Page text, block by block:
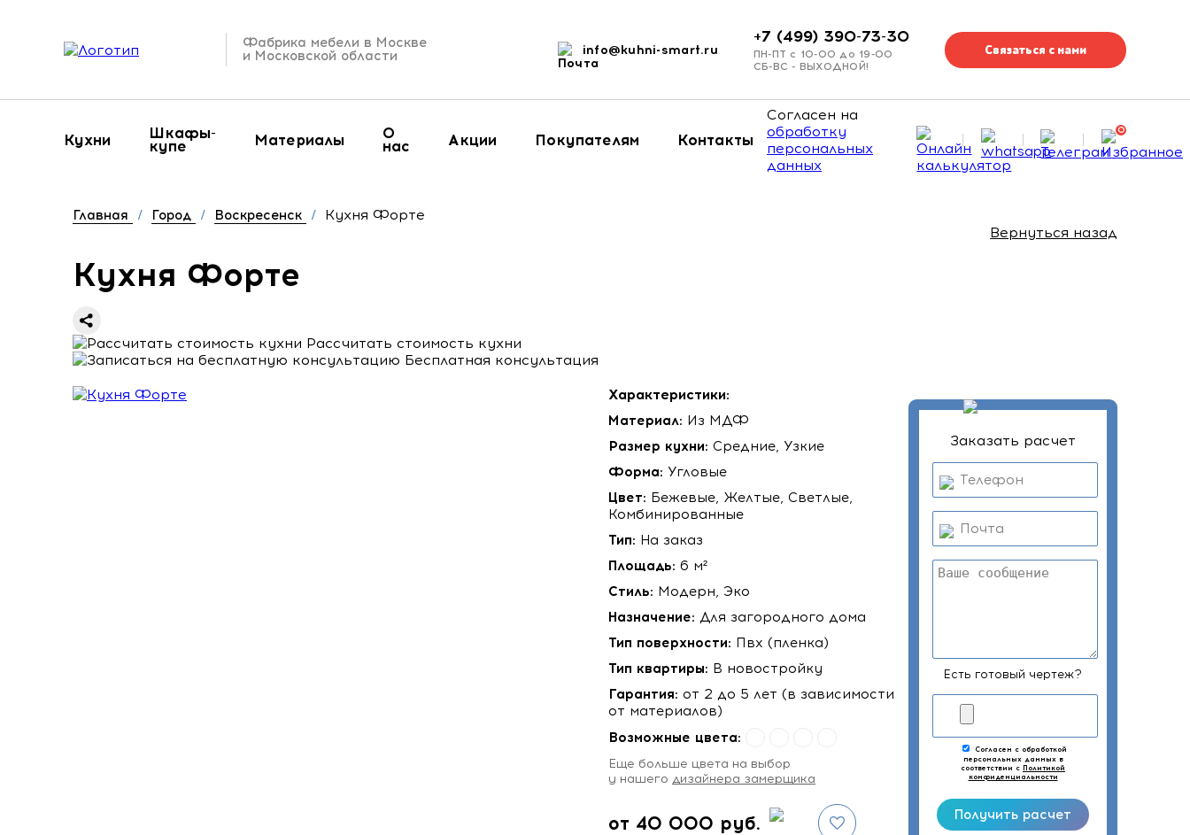
Фабрика мебели в Москве
и Московской области
info@kuhni-smart.ru
+7 (499) 390-73-30
ПН-ПТ с 10-00 до 19-00
СБ-ВС - ВЫХОДНОЙ!
Связаться с нами
Кухни Шкафы-
купе Материалы О
нас Акции Покупателям Контакты
Согласен на
обработку
персональных
данных
0
Главная / Город / Воскресенск /
Кухня Форте
Вернуться назад
Кухня Форте
Рассчитать стоимость кухни
Бесплатная консультация
Характеристики:
Материал: Из МДФ
Размер кухни: Средние, Узкие
Форма: Угловые
Цвет: Бежевые, Желтые, Светлые,
Комбинированные
Тип: На заказ
Площадь: 6 м²
Стиль: Модерн, Эко
Назначение: Для загородного дома
Тип поверхности: Пвх (пленка)
Тип квартиры: В новостройку
Гарантия: от 2 до 5 лет (в зависимости
от материалов)
Возможные цвета:
Eще больше цвета на выбор
у нашего дизайнера замерщика
от 40 000 руб.
Заказать расчет
Есть готовый чертеж?
Согласен с обработкой
персональных данных в
соответствии с Политикой
конфиденциальности